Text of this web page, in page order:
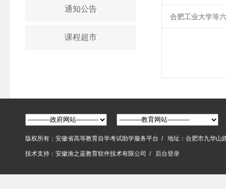
通知公告
课程超市
合肥工业大学等
版权所有：安徽省高等教育自学考试助学服务平台 / 地址：合肥市九华山
技术支持： 安徽渔之蓝教育软件技术有限公司 / 后台登录